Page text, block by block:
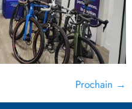
Prochain →